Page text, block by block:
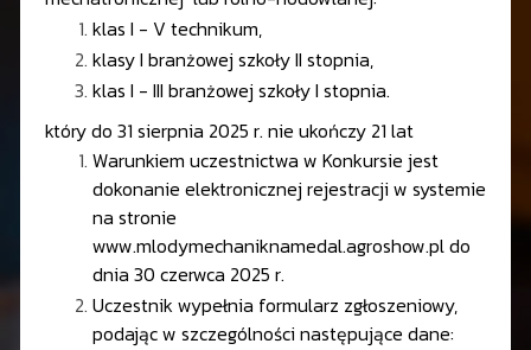
klas I - V technikum,
klasy I branżowej szkoły II stopnia,
klas I - III branżowej szkoły I stopnia.
który do 31 sierpnia 2025 r. nie ukończy 21 lat
Warunkiem uczestnictwa w Konkursie jest
dokonanie elektronicznej rejestracji w systemie
na stronie
www.mlodymechaniknamedal.agroshow.pldo
dnia 30 czerwca 2025 r.
Uczestnik wypełnia formularz zgłoszeniowy,
podając w szczególności następujące dane: